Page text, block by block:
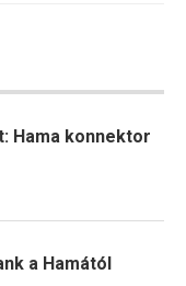
Hama konnektor
a Hamától